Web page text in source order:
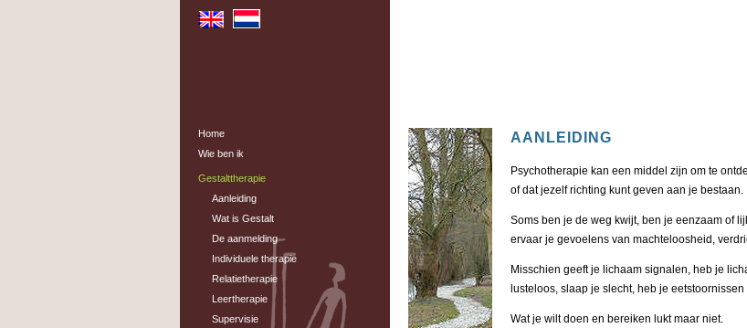
Home
Wie ben ik
Gestalttherapie
Aanleiding
Wat is Gestalt
De aanmelding
Individuele therapie
Relatietherapie
Leertherapie
Supervisie
AANLEIDING
Psychotherapie kan een middel zijn om te
of dat jezelf richting kunt geven aan je bestaan.
Soms ben je de weg kwijt, ben je eenzaam of
ervaar je gevoelens van machteloosheid,
Misschien geeft je lichaam signalen, heb je
lusteloos, slaap je slecht, heb je
Wat je wilt doen en bereiken lukt maar niet.